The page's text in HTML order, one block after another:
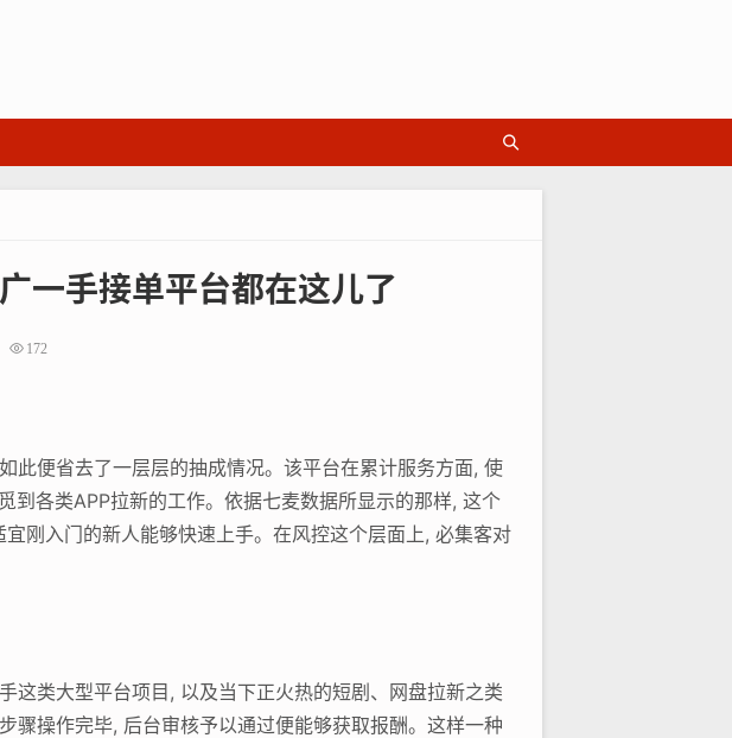
一手接单平台都在这儿了
172
此便省去了一层层的抽成情况。该平台在累计服务方面, 使
各类APP拉新的工作。依据七麦数据所显示的那样, 这个
刚入门的新人能够快速上手。在风控这个层面上, 必集客对
这类大型平台项目, 以及当下正火热的短剧、网盘拉新之类
骤操作完毕, 后台审核予以通过便能够获取报酬。这样一种